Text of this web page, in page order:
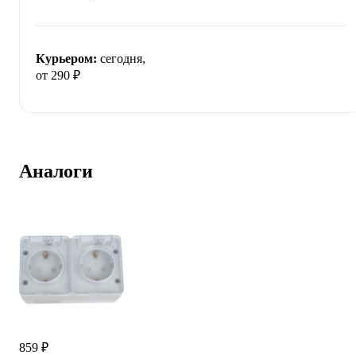
Курьером: сегодня,
от 290 ₽
Аналоги
859 ₽